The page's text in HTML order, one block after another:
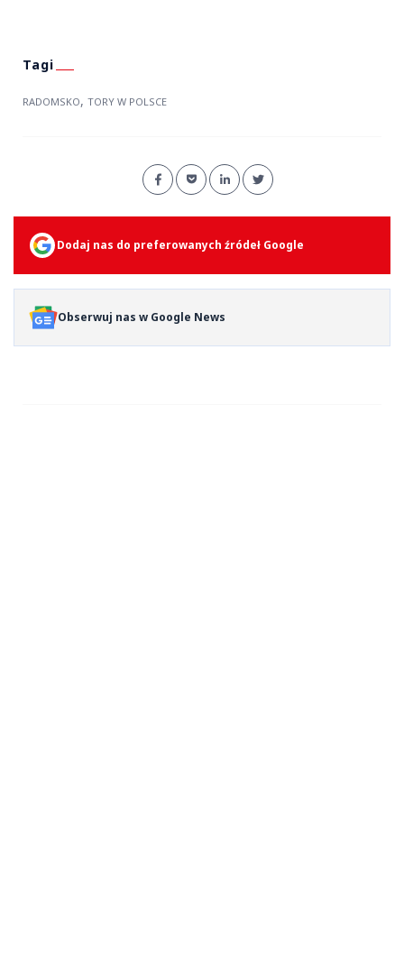
RADOMSKO, TORY W POLSCE
Dodaj nas do preferowanych źródeł Google
Obserwuj nas w Google News